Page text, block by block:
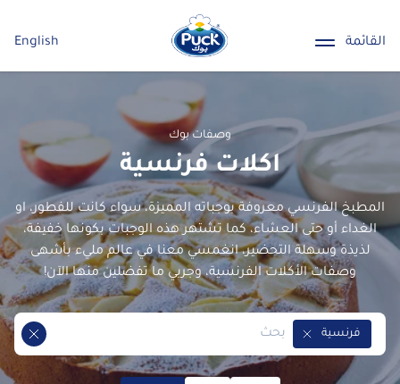
القائمة English
وصفات بوك
اكلات فرنسية
المطبخ الفرنسي معروفة بوجباته المميزة، سواء كانت للفطور، او
الغداء أو حتى العشاء، كما تشتهر هذه الوجبات بكونها خفيفة،
لذيذة وسهلة التحضير، انغمسي معنا في عالم مليء بأشهى
وصفات الأكلات الفرنسية، وجربي ما تفضلين منها الآن!
فرنسية
Remove Tag